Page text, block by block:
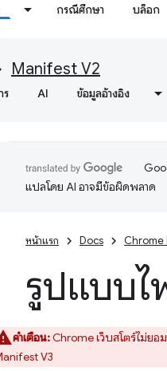
กรณีศึกษา บล็อก
Manifest V2
ร AI ข้อมูลอ้างอิง
แปลโดย AI อาจมีข้อผิดพลาด
หน้าแรก Docs Chrome
รูปแบบ
คำเตือน:Chrome เว็บสโตร์ไม่ย
V3